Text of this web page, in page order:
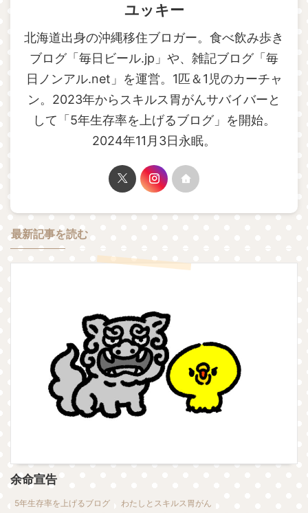
ユッキー
北海道出身の沖縄移住ブロガー。食べ飲み歩き
ブログ「毎日ビール.jp」や、雑記ブログ「毎
日ノンアル.net」を運営。1匹＆1児のカーチャ
ン。2023年からスキルス胃がんサバイバーと
して「5年生存率を上げるブログ」を開始。
2024年11月3日永眠。
最新記事を読む
余命宣告
5年生存率を上げるブログ わたしとスキルス胃がん